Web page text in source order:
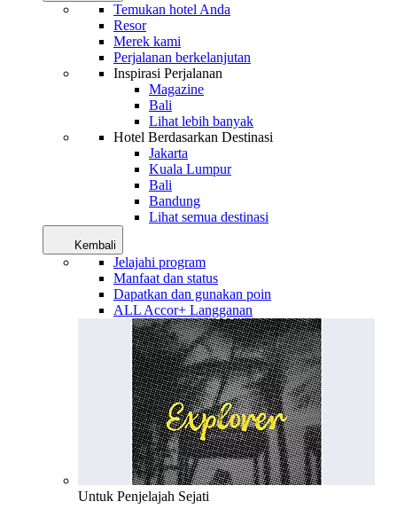
Temukan hotel Anda
Resor
Merek kami
Perjalanan berkelanjutan
Inspirasi Perjalanan
Magazine
Bali
Lihat lebih banyak
Hotel Berdasarkan Destinasi
Jakarta
Kuala Lumpur
Bali
Bandung
Lihat semua destinasi
Kembali
Jelajahi program
Manfaat dan status
Dapatkan dan gunakan poin
ALL Accor+ Langganan
Untuk Penjelajah Sejati